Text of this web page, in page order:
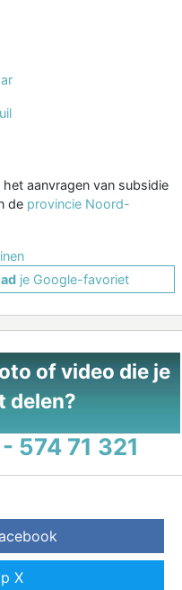
aanvragen van subsidie
de provincie Noord-
je Google-favoriet
of video die je
delen?
574 71 321
X